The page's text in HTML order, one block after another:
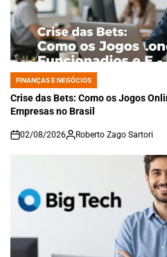
POSTED
IN
FINANÇAS E NEGÓCIOS
Crise das Bets: Como os Jogos
Empresas no Brasil
on
02/08/2026 Roberto Zago Sartori